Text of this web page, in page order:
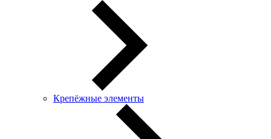
Крепёжные элементы